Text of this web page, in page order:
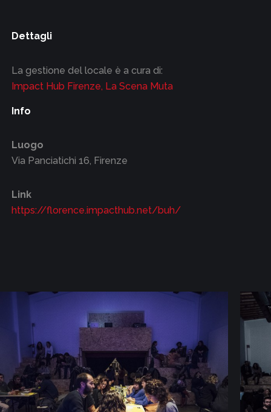
Dettagli
La gestione del locale è a cura di:
Impact Hub Firenze, La Scena Muta
Info
Luogo
Via Panciatichi 16, Firenze
Link
https://florence.impacthub.net/buh/